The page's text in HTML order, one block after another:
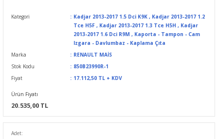
Kategori Kadjar 2013-2017 1.5 Dci K9K , Kadjar 2013-2017 1.2
Tce H5F , Kadjar 2013-2017 1.3 Tce H5H , Kadjar
2013-2017 1.6 Dci R9M , Kaporta - Tampon - Cam
Izgara - Davlumbaz - Kaplama Çıta
Marka
RENAULT MAİS
Stok Kodu
850B23990R-1
Fiyat
17.112,50 TL + KDV
Ürün Fiyatı
20.535,00 TL
Adet: